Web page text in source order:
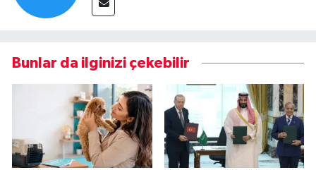
Bunlar da ilginizi çekebilir